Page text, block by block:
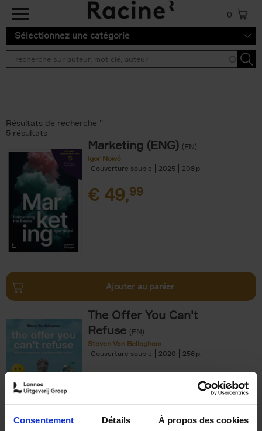
Consentement Détails À propos des cookies
Aller au contenu principal
0
Sélectionnez une catégorie
Résultats de recherche ''
5 résultats
Marketing (ENG) (EN)
Igor Nowé
Couverture souple
2025 208
€ 49,99
Ajouter au panier
The Offer You Can't
Refuse (EN)
Steven Van Belleghem
Couverture souple
2020 256
€37,50